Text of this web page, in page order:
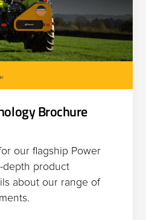
Brochure
our flagship Power
depth product
about our range of